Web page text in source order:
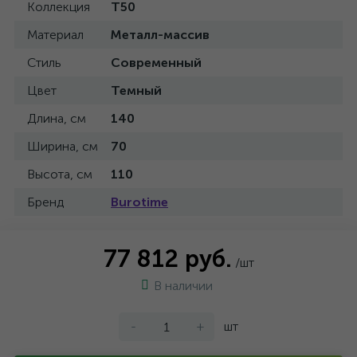
Коллекция
T50
Материал
Металл-массив
Стиль
Современный
Цвет
Темный
Длина, см
140
Ширина, см
70
Высота, см
110
Бренд
Burotime
77 812 руб. /шт
В наличии
- + шт